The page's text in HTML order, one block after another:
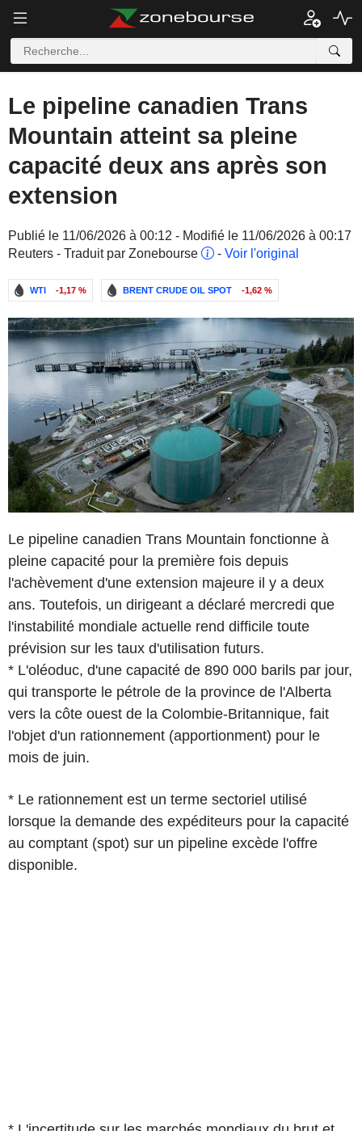
Le pipeline canadien Trans
Mountain atteint sa pleine
capacité deux ans après son
extension
Publié le 11/06/2026 à 00:12 - Modifié le 11/06/2026 à 00:17
Reuters - Traduit par Zonebourse
- Voir l'original
WTI -1,17 % BRENT CRUDE OIL SPOT -1,62 %
Le pipeline canadien Trans Mountain fonctionne à
pleine capacité pour la première fois depuis
l'achèvement d'une extension majeure il y a deux
ans. Toutefois, un dirigeant a déclaré mercredi que
l'instabilité mondiale actuelle rend difficile toute
prévision sur les taux d'utilisation futurs.
* L'oléoduc, d'une capacité de 890 000 barils par jour,
qui transporte le pétrole de la province de l'Alberta
vers la côte ouest de la Colombie-Britannique, fait
l'objet d'un rationnement (apportionment) pour le
mois de juin.
* Le rationnement est un terme sectoriel utilisé
lorsque la demande des expéditeurs pour la capacité
au comptant (spot) sur un pipeline excède l'offre
disponible.